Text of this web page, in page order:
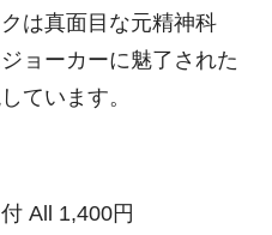
は真面目な元精神科
ョーカーに魅了された
ています。
All 1,400円